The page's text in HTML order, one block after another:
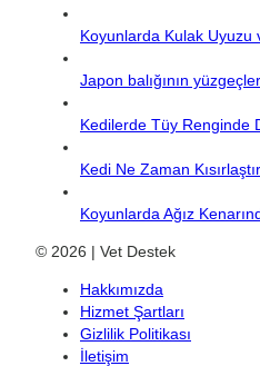
Koyunlarda Kulak Uyuzu
Japon balığının
Kedilerde Tüy Renginde
Kedi Ne Zaman
Koyunlarda Ağız
© 2026 | Vet Destek
Hakkımızda
Hizmet Şartları
Gizlilik Politikası
İletişim